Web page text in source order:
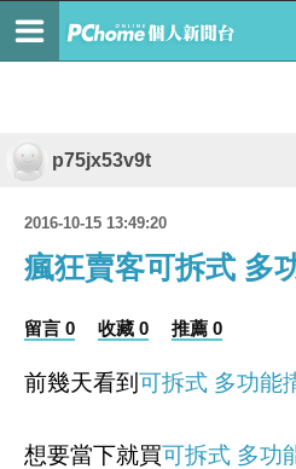
p75jx53v9t
2016-10-15 13:49:20
瘋狂賣客可拆式 多
留言 0 收藏 0 推薦 0
前幾天看到 可拆式 多功能
想要當下就買可拆式 多功